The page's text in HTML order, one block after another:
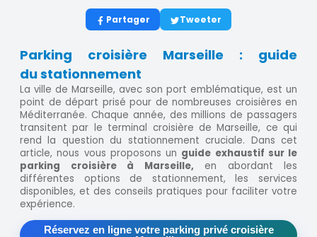
Partager Tweeter
Parking croisière Marseille : guide
du stationnement
La ville de Marseille, avec son port emblématique, est un
point de départ prisé pour de nombreuses croisières en
Méditerranée. Chaque année, des millions de passagers
transitent par le terminal croisière de Marseille, ce qui
rend la question du stationnement cruciale. Dans cet
article, nous vous proposons un guide exhaustif sur le
parking croisière à Marseille, en abordant les
différentes options de stationnement, les services
disponibles, et des conseils pratiques pour faciliter votre
expérience.
Réservez en ligne votre parking privé croisière